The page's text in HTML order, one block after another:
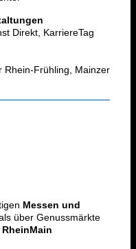
Direkt, KarriereTag
Rhein-Frühling, Mainzer
Messen und
über Genussmärkte
RheinMain